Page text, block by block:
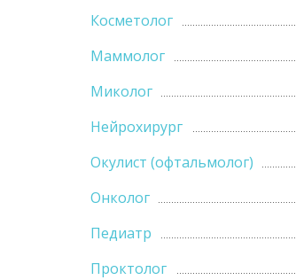
Косметолог
Маммолог
Миколог
Нейрохирург
Окулист (офтальмолог)
Онколог
Педиатр
Проктолог